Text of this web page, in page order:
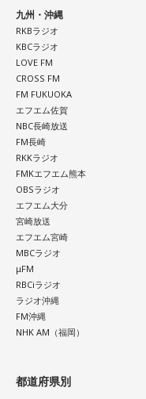
九州・沖縄
RKBラジオ
KBCラジオ
LOVE FM
CROSS FM
FM FUKUOKA
エフエム佐賀
NBC長崎放送
FM長崎
RKKラジオ
FMKエフエム熊本
OBSラジオ
エフエム大分
宮崎放送
エフエム宮崎
MBCラジオ
μFM
RBCiラジオ
ラジオ沖縄
FM沖縄
NHK AM（福岡）
都道府県別